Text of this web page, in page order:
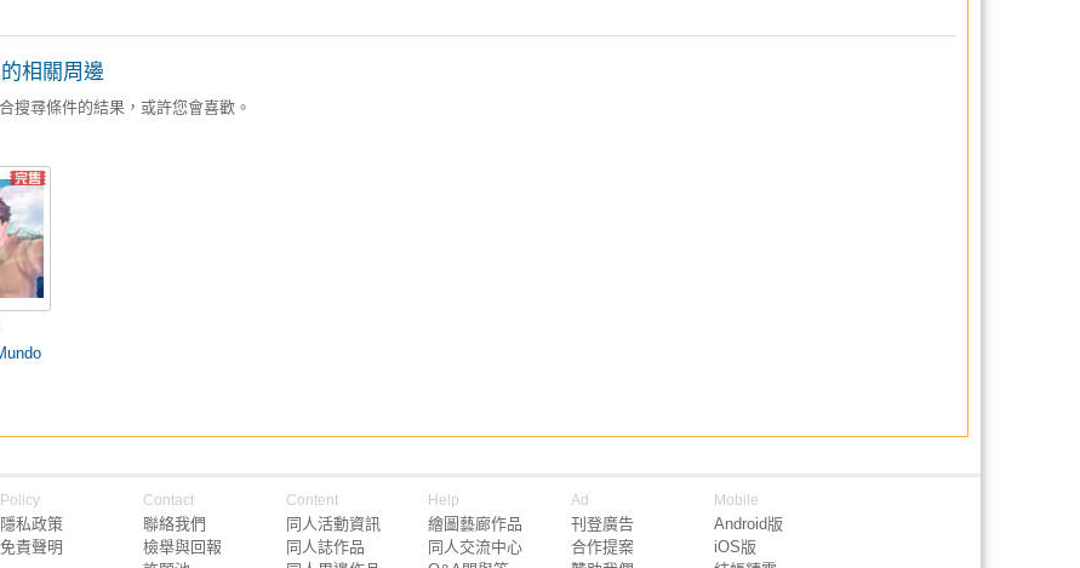
相關周邊
搜尋條件的結果，或許您會喜歡。
Policy
隱私政策
免責聲明
Contact
聯絡我們
檢舉與回報
Content
同人活動資訊
同人誌作品
Help
繪圖藝廊作品
同人交流中心
Ad
刊登廣告
合作提案
Mobile
Android版
iOS版